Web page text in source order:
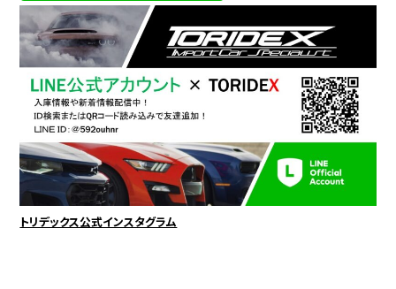
トリデックス公式インスタグラム